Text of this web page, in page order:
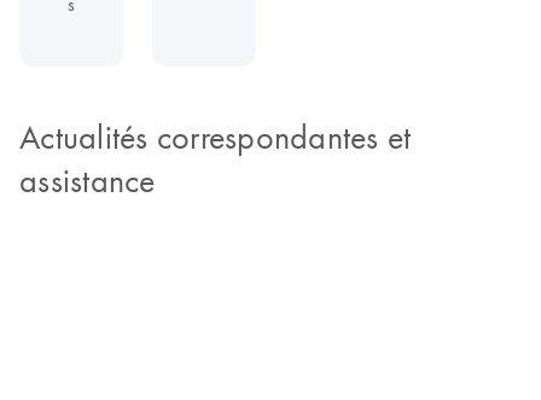
Actualités correspondantes et
assistance